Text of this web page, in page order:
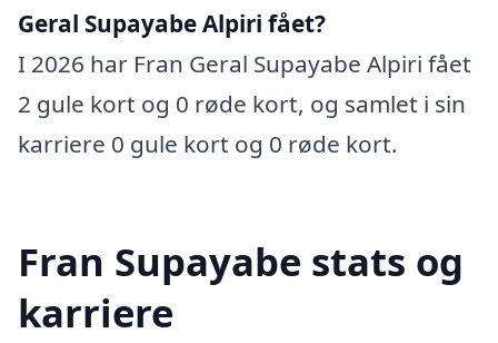
Geral Supayabe Alpiri fået?
I 2026 har Fran Geral Supayabe Alpiri fået
2 gule kort og 0 røde kort, og samlet i sin
karriere 0 gule kort og 0 røde kort.
Fran Supayabe stats og
karriere